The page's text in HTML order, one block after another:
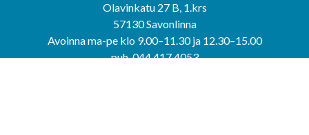
Olavinkatu 27 B, 1.krs
57130 Savonlinna
Avoinna ma-pe klo 9.00–11.30 ja 12.30–15.00
puh. 044 417 4053